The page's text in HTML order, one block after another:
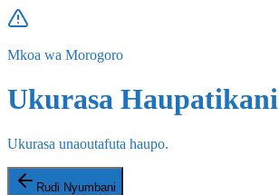
Mkoa wa Morogoro
Ukurasa Haupatikani
Ukurasa unaoutafuta haupo.
Rudi Nyumbani